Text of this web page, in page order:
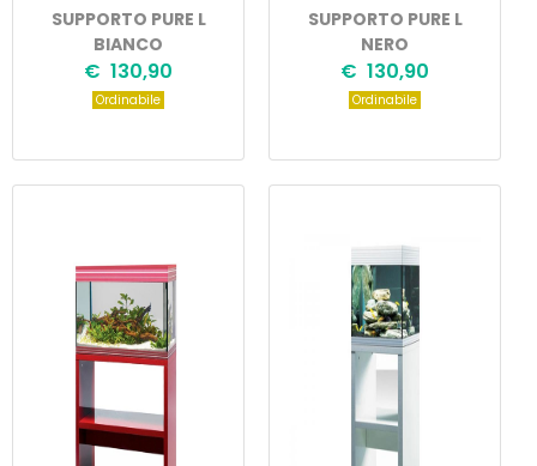
SUPPORTO PURE L
BIANCO
€ 130,90
Ordinabile
SUPPORTO PURE L
NERO
€ 130,90
Ordinabile